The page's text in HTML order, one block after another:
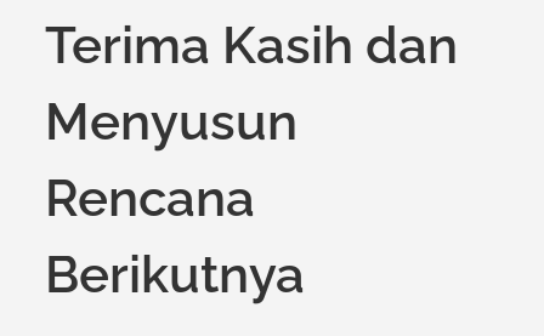
Terima Kasih dan
Menyusun
Rencana
Berikutnya